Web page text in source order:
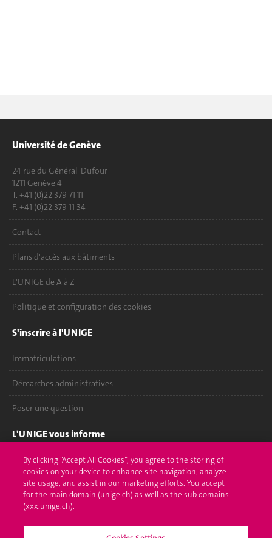
Université de Genève
24 rue du Général-Dufour
1211 Genève 4
T. +41 (0)22 379 71 11
F. +41 (0)22 379 11 34
Contact
Plans d'accès aux bâtiments
L'UNIGE de A à Z
Politique et configuration des cookies
S'inscrire à l'UNIGE
Immatriculations
Démarches administratives
Poser une question
L'UNIGE vous informe
UNIGE Mobile
Médias
Offres d'emploi
By clicking “Accept All Cookies”, you agree to the storing of
cookies on your device to enhance site navigation, analyze
site usage, and assist in our marketing efforts. You accept
for the main domain (unige.ch) as well as the sub domains
(xxx.unige.ch).